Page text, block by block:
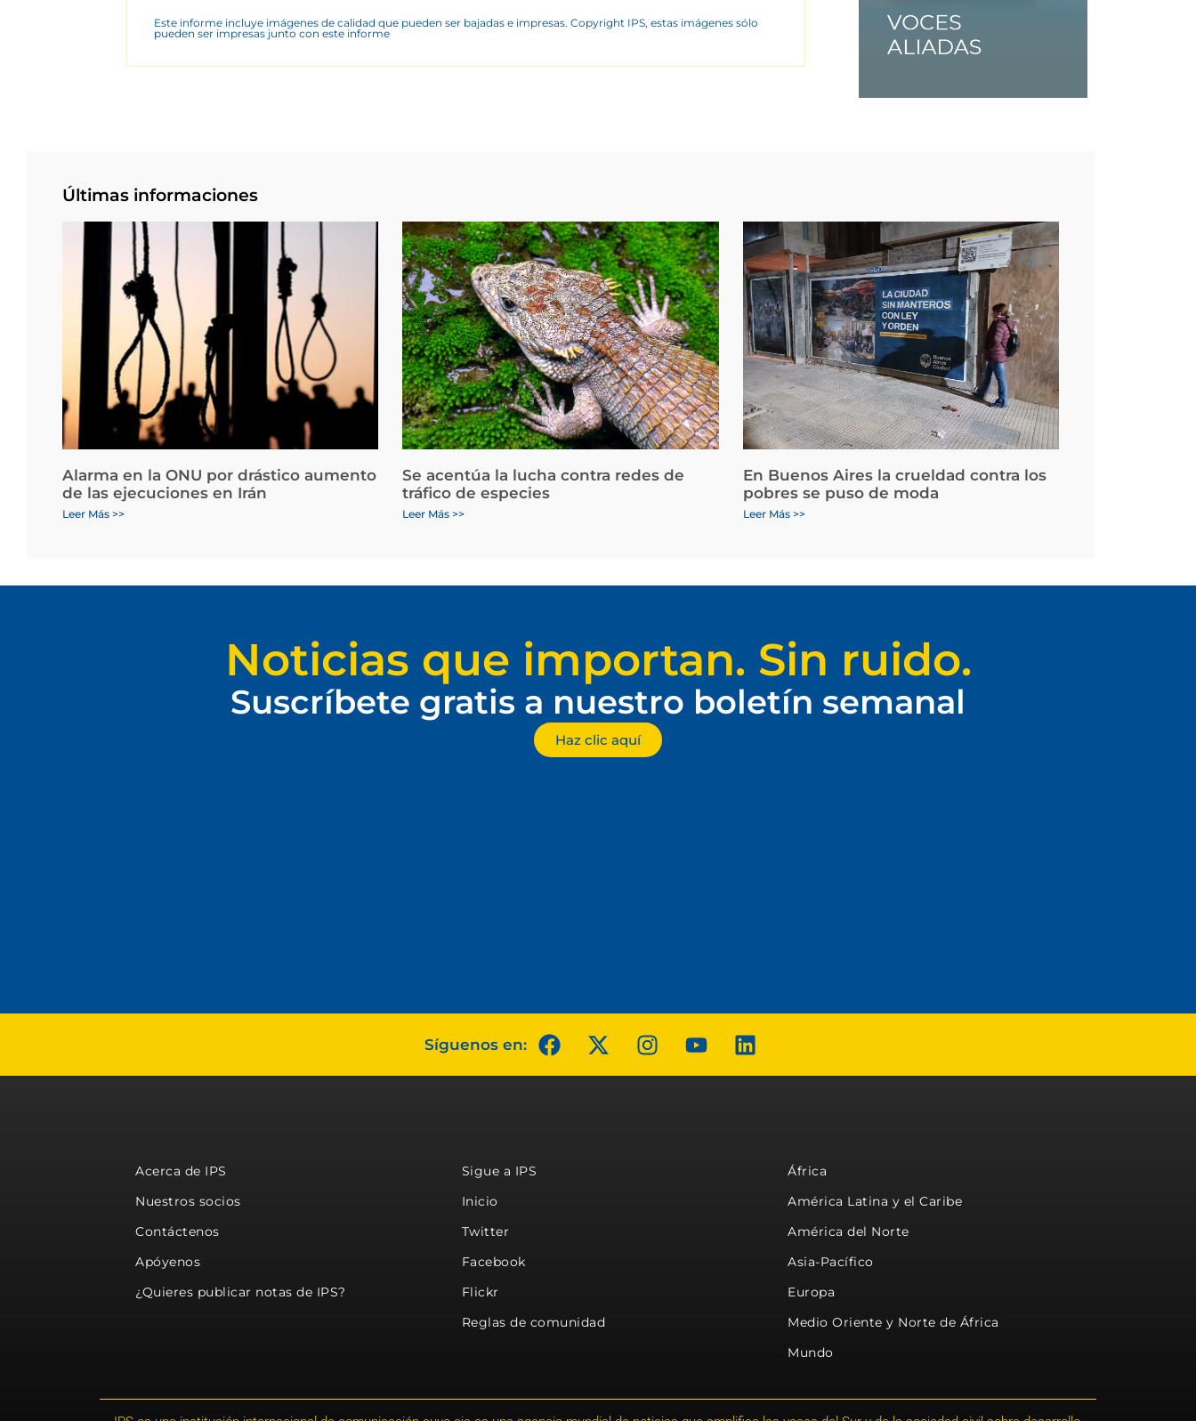
Este informe incluye imágenes de calidad que pueden ser bajadas e impresas. Copyright IPS, estas imágenes sólo
pueden ser impresas junto con este informe
Últimas informaciones
Alarma en la ONU por drástico aumento
de las ejecuciones en Irán
Leer Más >>
Se acentúa la lucha contra redes de
tráfico de especies
Leer Más >>
En Buenos Aires la crueldad contra los
pobres se puso de moda
Leer Más >>
Noticias que importan. Sin ruido.
Suscríbete gratis a nuestro boletín semanal
Haz clic aquí
Síguenos en:
Acerca de IPS
Nuestros socios
Contáctenos
Apóyenos
¿Quieres publicar notas de IPS?
Sigue a IPS
Inicio
Twitter
Facebook
Flickr
Reglas de comunidad
África
América Latina y el Caribe
América del Norte
Asia-Pacífico
Europa
Medio Oriente y Norte de África
Mundo